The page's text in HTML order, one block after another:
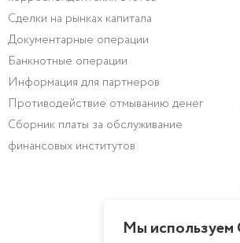
Сделки на рынках капитала
Документарные операции
Банкнотные операции
Информация для партнеров
Противодействие отмыванию денег
Сборник платы за обслуживание
финансовых институтов
Мы используем